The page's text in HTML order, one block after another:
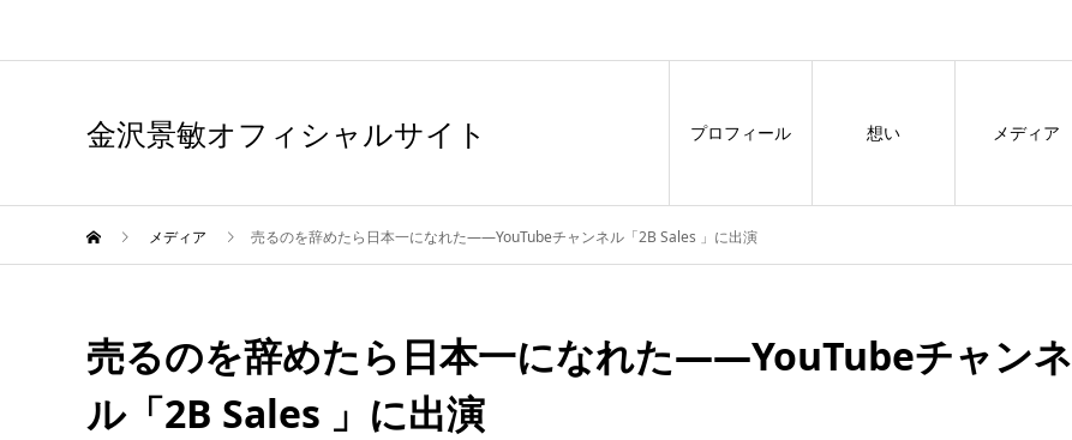
金沢景敏オフィシャルサイト プロフィール 想い メディア
メディア 売るのを辞めたら日本一になれた——YouTubeチャンネル「2B Sales 」に出演
売るのを辞めたら日本一になれた——YouTubeチャンネ
ル「2B Sales 」に出演